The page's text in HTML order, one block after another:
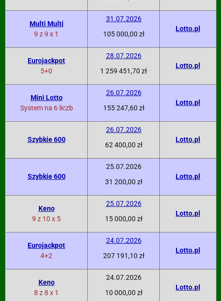
Multi Multi
9 z 9 x 1
31.07.2026
105 000,00 zł
Lotto.pl
Eurojackpot
5+0
28.07.2026
1 259 451,70 zł
Lotto.pl
Mini Lotto
System na 6 liczb
26.07.2026
155 247,60 zł
Lotto.pl
Szybkie 600
26.07.2026
62 400,00 zł
Lotto.pl
Szybkie 600
25.07.2026
31 200,00 zł
Lotto.pl
Keno
9 z 10 x 5
25.07.2026
15 000,00 zł
Lotto.pl
Eurojackpot
4+2
24.07.2026
207 191,10 zł
Lotto.pl
Keno
8 z 8 x 1
24.07.2026
10 000,00 zł
Lotto.pl